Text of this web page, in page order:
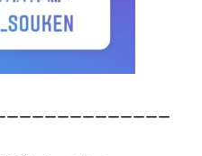
ーーーーーーーーーーーーー